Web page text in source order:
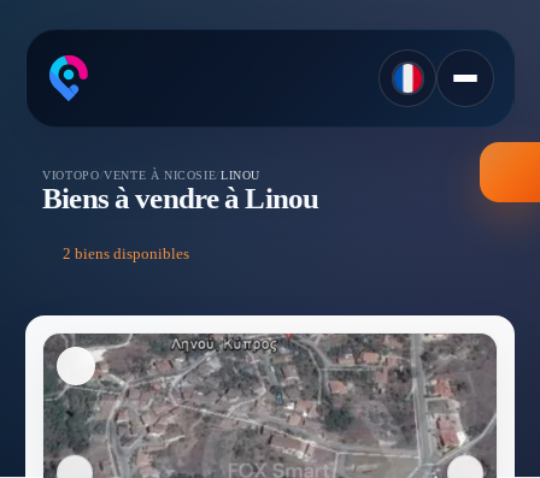
VIOTOPO /VENTE À NICOSIE LINOU
Biens à vendre à Linou
2 biens disponibles